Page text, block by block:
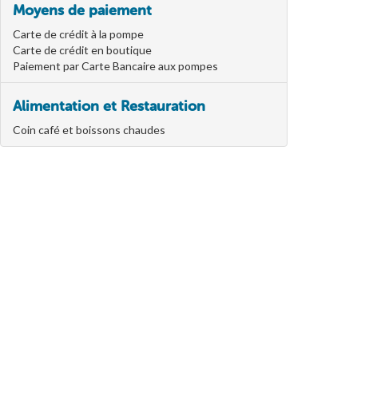
Moyens de paiement
Carte de crédit à la pompe
Carte de crédit en boutique
Paiement par Carte Bancaire aux pompes
Alimentation et Restauration
Coin café et boissons chaudes